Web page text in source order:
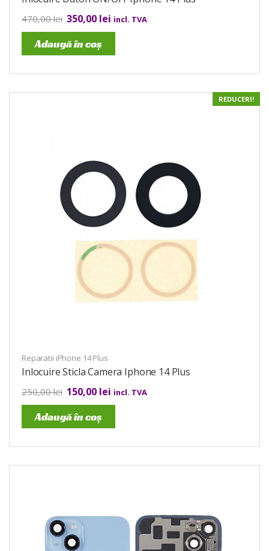
470,00lei 350,00 lei incl. TVA
Adaugă în coș
REDUCERI!
Reparatii iPhone 14 Plus
Inlocuire Sticla Camera Iphone 14 Plus
250,00lei 150,00 lei incl. TVA
Adaugă în coș